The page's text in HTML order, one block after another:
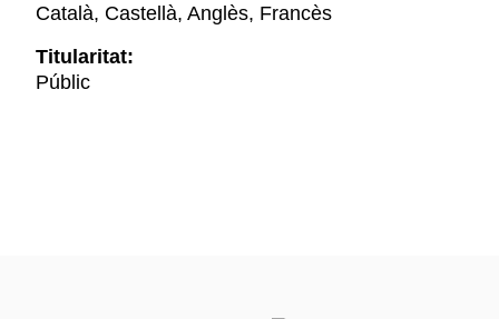
Català, Castellà, Anglès, Francès
Titularitat:
Públic